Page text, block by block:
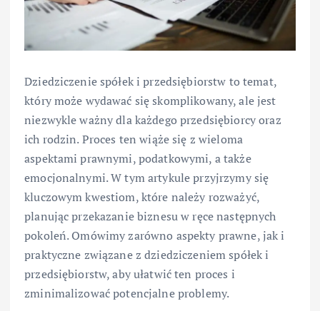
Dziedziczenie spółek i przedsiębiorstw to temat,
który może wydawać się skomplikowany, ale jest
niezwykle ważny dla każdego przedsiębiorcy oraz
ich rodzin. Proces ten wiąże się z wieloma
aspektami prawnymi, podatkowymi, a także
emocjonalnymi. W tym artykule przyjrzymy się
kluczowym kwestiom, które należy rozważyć,
planując przekazanie biznesu w ręce następnych
pokoleń. Omówimy zarówno aspekty prawne, jak i
praktyczne związane z dziedziczeniem spółek i
przedsiębiorstw, aby ułatwić ten proces i
zminimalizować potencjalne problemy.